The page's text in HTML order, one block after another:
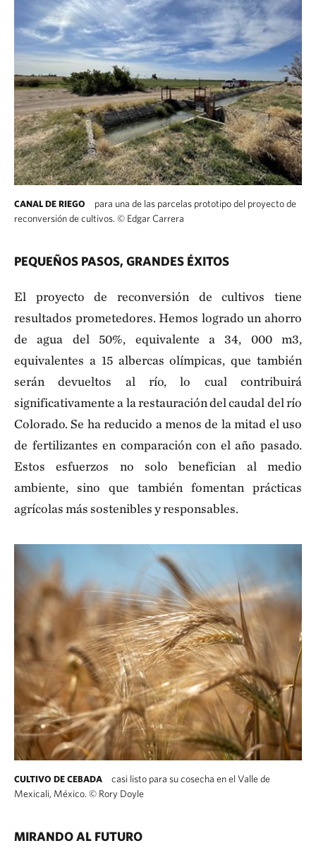
CANAL DE RIEGO
para una de las parcelas prototipo del proyecto de
reconversión de cultivos. © Edgar Carrera
PEQUEÑOS PASOS, GRANDES ÉXITOS
El proyecto de reconversión de cultivos tiene
resultados prometedores. Hemos logrado un ahorro
de agua del 50%, equivalente a 34, 000 m3,
equivalentes a 15 albercas olímpicas, que también
serán devueltos al río, lo cual contribuirá
significativamente a la restauración del caudal del río
Colorado. Se ha reducido a menos de la mitad el uso
de fertilizantes en comparación con el año pasado.
Estos esfuerzos no solo benefician al medio
ambiente, sino que también fomentan prácticas
agrícolas más sostenibles y responsables.
CULTIVO DE CEBADA
casi listo para su cosecha en el Valle de
Mexicali, México. © Rory Doyle
MIRANDO AL FUTURO